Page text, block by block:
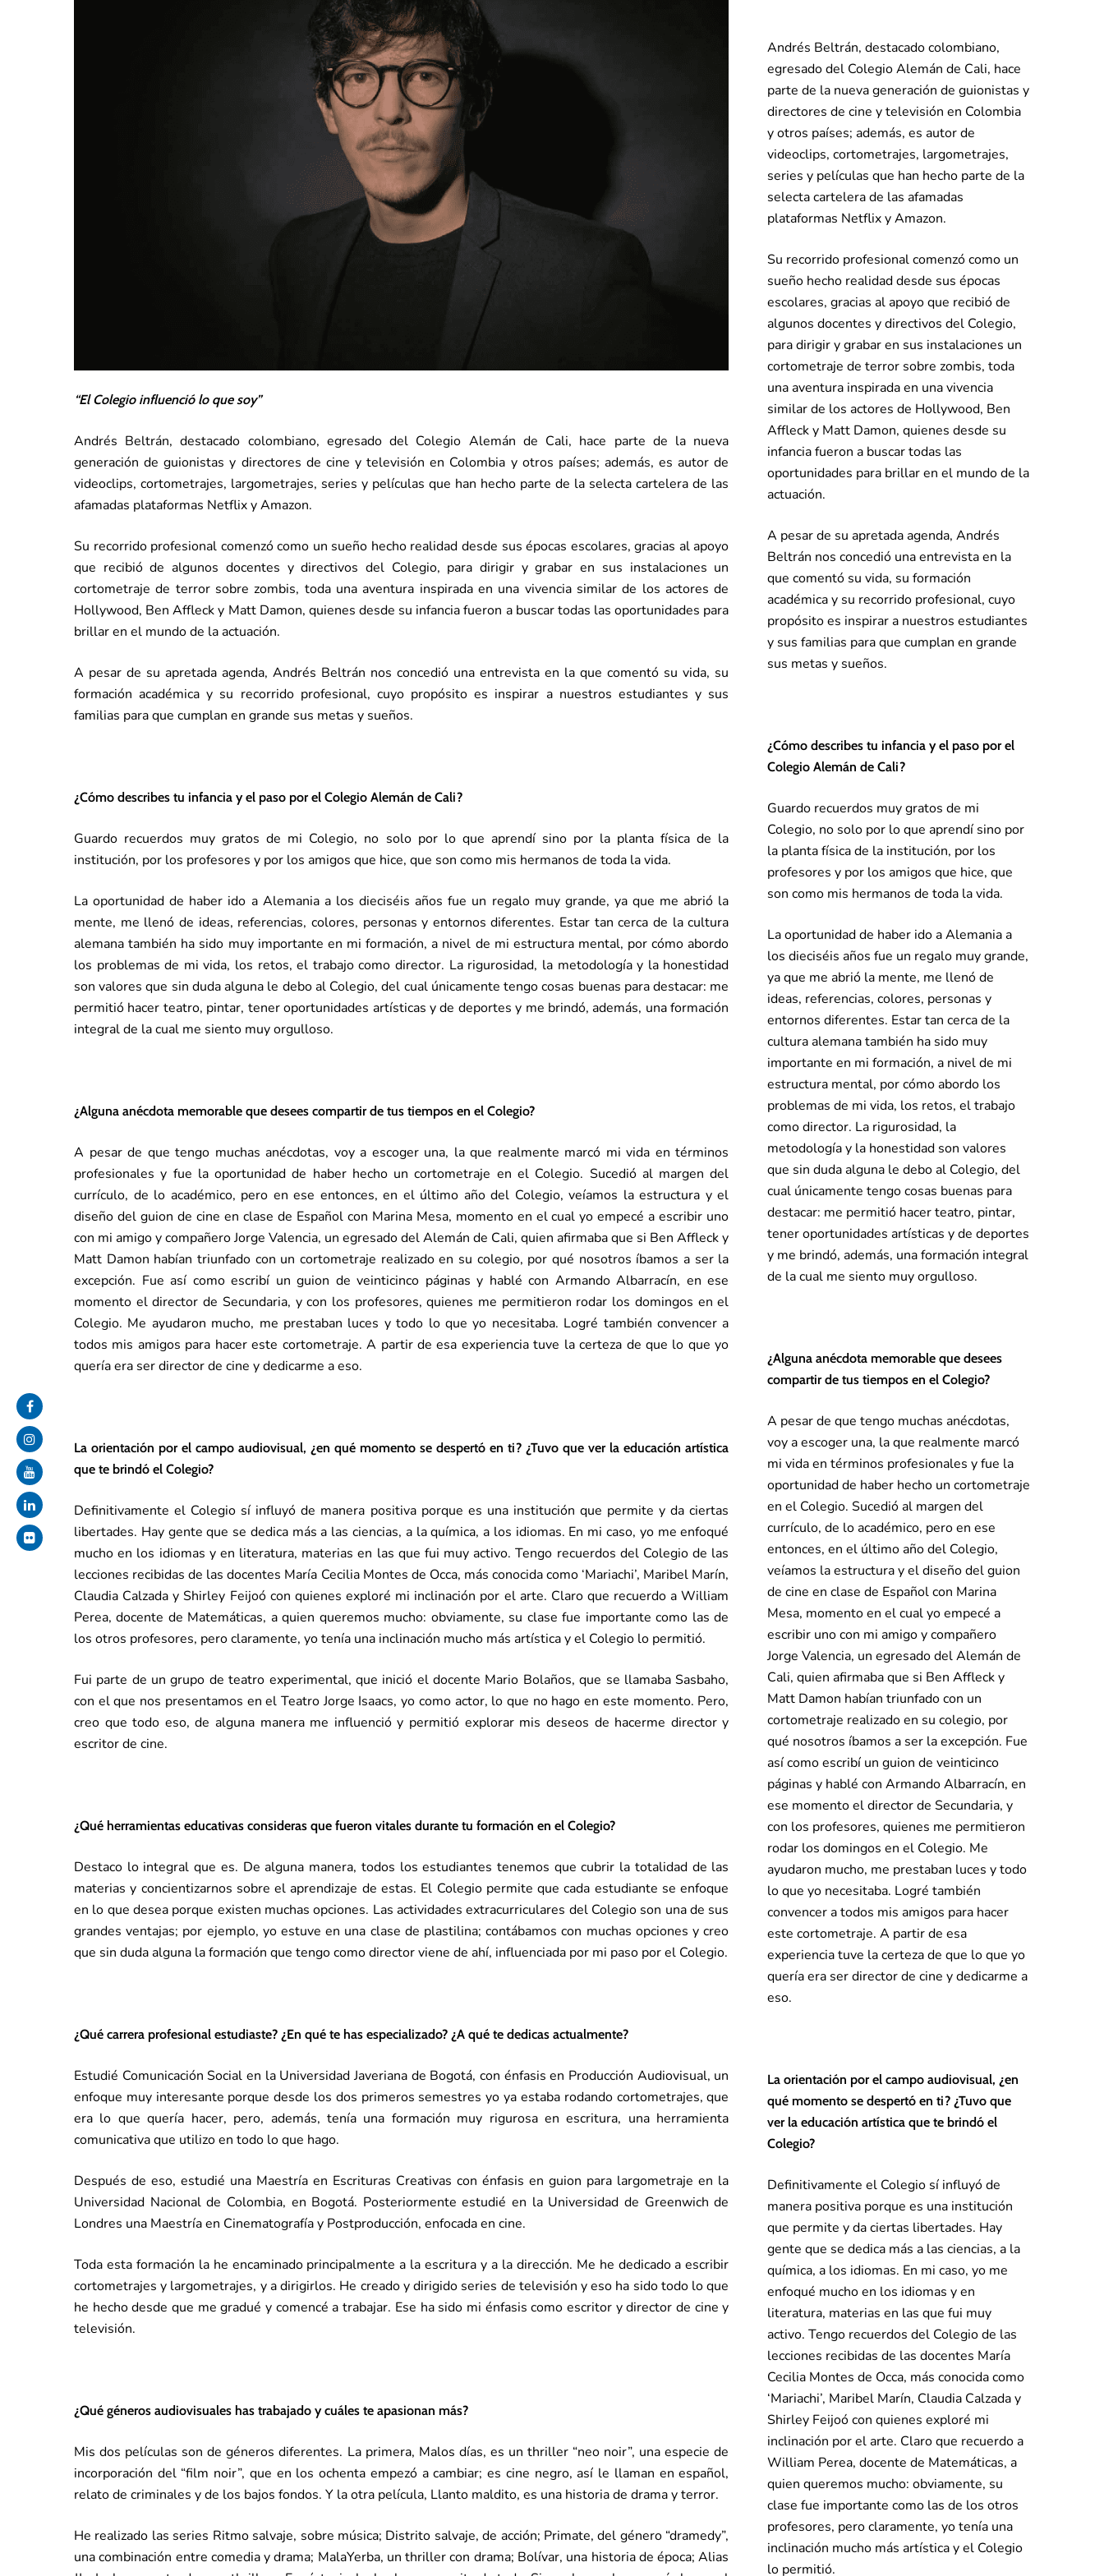
“El Colegio influenció lo que soy”
Andrés Beltrán, destacado colombiano, egresado del Colegio Alemán de Cali, hace parte de la nueva
generación de guionistas y directores de cine y televisión en Colombia y otros países; además, es autor de
videoclips, cortometrajes, largometrajes, series y películas que han hecho parte de la selecta cartelera de las
afamadas plataformas Netflix y Amazon.
Su recorrido profesional comenzó como un sueño hecho realidad desde sus épocas escolares, gracias al apoyo
que recibió de algunos docentes y directivos del Colegio, para dirigir y grabar en sus instalaciones un
cortometraje de terror sobre zombis, toda una aventura inspirada en una vivencia similar de los actores de
Hollywood, Ben Affleck y Matt Damon, quienes desde su infancia fueron a buscar todas las oportunidades para
brillar en el mundo de la actuación.
A pesar de su apretada agenda, Andrés Beltrán nos concedió una entrevista en la que comentó su vida, su
formación académica y su recorrido profesional, cuyo propósito es inspirar a nuestros estudiantes y sus
familias para que cumplan en grande sus metas y sueños.
¿Cómo describes tu infancia y el paso por el Colegio Alemán de Cali?
Guardo recuerdos muy gratos de mi Colegio, no solo por lo que aprendí sino por la planta física de la
institución, por los profesores y por los amigos que hice, que son como mis hermanos de toda la vida.
La oportunidad de haber ido a Alemania a los dieciséis años fue un regalo muy grande, ya que me abrió la
mente, me llenó de ideas, referencias, colores, personas y entornos diferentes. Estar tan cerca de la cultura
alemana también ha sido muy importante en mi formación, a nivel de mi estructura mental, por cómo abordo
los problemas de mi vida, los retos, el trabajo como director. La rigurosidad, la metodología y la honestidad
son valores que sin duda alguna le debo al Colegio, del cual únicamente tengo cosas buenas para destacar: me
permitió hacer teatro, pintar, tener oportunidades artísticas y de deportes y me brindó, además, una formación
integral de la cual me siento muy orgulloso.
¿Alguna anécdota memorable que desees compartir de tus tiempos en el Colegio?
A pesar de que tengo muchas anécdotas, voy a escoger una, la que realmente marcó mi vida en términos
profesionales y fue la oportunidad de haber hecho un cortometraje en el Colegio. Sucedió al margen del
currículo, de lo académico, pero en ese entonces, en el último año del Colegio, veíamos la estructura y el
diseño del guion de cine en clase de Español con Marina Mesa, momento en el cual yo empecé a escribir uno
con mi amigo y compañero Jorge Valencia, un egresado del Alemán de Cali, quien afirmaba que si Ben Affleck y
Matt Damon habían triunfado con un cortometraje realizado en su colegio, por qué nosotros íbamos a ser la
excepción. Fue así como escribí un guion de veinticinco páginas y hablé con Armando Albarracín, en ese
momento el director de Secundaria, y con los profesores, quienes me permitieron rodar los domingos en el
Colegio. Me ayudaron mucho, me prestaban luces y todo lo que yo necesitaba. Logré también convencer a
todos mis amigos para hacer este cortometraje. A partir de esa experiencia tuve la certeza de que lo que yo
quería era ser director de cine y dedicarme a eso.
La orientación por el campo audiovisual, ¿en qué momento se despertó en ti? ¿Tuvo que ver la educación artística
que te brindó el Colegio?
Definitivamente el Colegio sí influyó de manera positiva porque es una institución que permite y da ciertas
libertades. Hay gente que se dedica más a las ciencias, a la química, a los idiomas. En mi caso, yo me enfoqué
mucho en los idiomas y en literatura, materias en las que fui muy activo. Tengo recuerdos del Colegio de las
lecciones recibidas de las docentes María Cecilia Montes de Occa, más conocida como ‘Mariachi’, Maribel Marín,
Claudia Calzada y Shirley Feijoó con quienes exploré mi inclinación por el arte. Claro que recuerdo a William
Perea, docente de Matemáticas, a quien queremos mucho: obviamente, su clase fue importante como las de
los otros profesores, pero claramente, yo tenía una inclinación mucho más artística y el Colegio lo permitió.
Fui parte de un grupo de teatro experimental, que inició el docente Mario Bolaños, que se llamaba Sasbaho,
con el que nos presentamos en el Teatro Jorge Isaacs, yo como actor, lo que no hago en este momento. Pero,
creo que todo eso, de alguna manera me influenció y permitió explorar mis deseos de hacerme director y
escritor de cine.
¿Qué herramientas educativas consideras que fueron vitales durante tu formación en el Colegio?
Destaco lo integral que es. De alguna manera, todos los estudiantes tenemos que cubrir la totalidad de las
materias y concientizarnos sobre el aprendizaje de estas. El Colegio permite que cada estudiante se enfoque
en lo que desea porque existen muchas opciones. Las actividades extracurriculares del Colegio son una de sus
grandes ventajas; por ejemplo, yo estuve en una clase de plastilina; contábamos con muchas opciones y creo
que sin duda alguna la formación que tengo como director viene de ahí, influenciada por mi paso por el Colegio.
¿Qué carrera profesional estudiaste? ¿En qué te has especializado? ¿A qué te dedicas actualmente?
Estudié Comunicación Social en la Universidad Javeriana de Bogotá, con énfasis en Producción Audiovisual, un
enfoque muy interesante porque desde los dos primeros semestres yo ya estaba rodando cortometrajes, que
era lo que quería hacer, pero, además, tenía una formación muy rigurosa en escritura, una herramienta
comunicativa que utilizo en todo lo que hago.
Después de eso, estudié una Maestría en Escrituras Creativas con énfasis en guion para largometraje en la
Universidad Nacional de Colombia, en Bogotá. Posteriormente estudié en la Universidad de Greenwich de
Londres una Maestría en Cinematografía y Postproducción, enfocada en cine.
Toda esta formación la he encaminado principalmente a la escritura y a la dirección. Me he dedicado a escribir
cortometrajes y largometrajes, y a dirigirlos. He creado y dirigido series de televisión y eso ha sido todo lo que
he hecho desde que me gradué y comencé a trabajar. Ese ha sido mi énfasis como escritor y director de cine y
televisión.
¿Qué géneros audiovisuales has trabajado y cuáles te apasionan más?
Mis dos películas son de géneros diferentes. La primera, Malos días, es un thriller “neo noir”, una especie de
incorporación del “film noir”, que en los ochenta empezó a cambiar; es cine negro, así le llaman en español,
relato de criminales y de los bajos fondos. Y la otra película, Llanto maldito, es una historia de drama y terror.
He realizado las series Ritmo salvaje, sobre música; Distrito salvaje, de acción; Primate, del género “dramedy”,
una combinación entre comedia y drama; MalaYerba, un thriller con drama; Bolívar, una historia de época; Alias
Andrés Beltrán, destacado colombiano,
egresado del Colegio Alemán de Cali, hace
parte de la nueva generación de guionistas y
directores de cine y televisión en Colombia
y otros países; además, es autor de
videoclips, cortometrajes, largometrajes,
series y películas que han hecho parte de la
selecta cartelera de las afamadas
plataformas Netflix y Amazon.
Su recorrido profesional comenzó como un
sueño hecho realidad desde sus épocas
escolares, gracias al apoyo que recibió de
algunos docentes y directivos del Colegio,
para dirigir y grabar en sus instalaciones un
cortometraje de terror sobre zombis, toda
una aventura inspirada en una vivencia
similar de los actores de Hollywood, Ben
Affleck y Matt Damon, quienes desde su
infancia fueron a buscar todas las
oportunidades para brillar en el mundo de la
actuación.
A pesar de su apretada agenda, Andrés
Beltrán nos concedió una entrevista en la
que comentó su vida, su formación
académica y su recorrido profesional, cuyo
propósito es inspirar a nuestros estudiantes
y sus familias para que cumplan en grande
sus metas y sueños.
¿Cómo describes tu infancia y el paso por el
Colegio Alemán de Cali?
Guardo recuerdos muy gratos de mi
Colegio, no solo por lo que aprendí sino por
la planta física de la institución, por los
profesores y por los amigos que hice, que
son como mis hermanos de toda la vida.
La oportunidad de haber ido a Alemania a
los dieciséis años fue un regalo muy grande,
ya que me abrió la mente, me llenó de
ideas, referencias, colores, personas y
entornos diferentes. Estar tan cerca de la
cultura alemana también ha sido muy
importante en mi formación, a nivel de mi
estructura mental, por cómo abordo los
problemas de mi vida, los retos, el trabajo
como director. La rigurosidad, la
metodología y la honestidad son valores
que sin duda alguna le debo al Colegio, del
cual únicamente tengo cosas buenas para
destacar: me permitió hacer teatro, pintar,
tener oportunidades artísticas y de deportes
y me brindó, además, una formación integral
de la cual me siento muy orgulloso.
¿Alguna anécdota memorable que desees
compartir de tus tiempos en el Colegio?
A pesar de que tengo muchas anécdotas,
voy a escoger una, la que realmente marcó
mi vida en términos profesionales y fue la
oportunidad de haber hecho un cortometraje
en el Colegio. Sucedió al margen del
currículo, de lo académico, pero en ese
entonces, en el último año del Colegio,
veíamos la estructura y el diseño del guion
de cine en clase de Español con Marina
Mesa, momento en el cual yo empecé a
escribir uno con mi amigo y compañero
Jorge Valencia, un egresado del Alemán de
Cali, quien afirmaba que si Ben Affleck y
Matt Damon habían triunfado con un
cortometraje realizado en su colegio, por
qué nosotros íbamos a ser la excepción. Fue
así como escribí un guion de veinticinco
páginas y hablé con Armando Albarracín, en
ese momento el director de Secundaria, y
con los profesores, quienes me permitieron
rodar los domingos en el Colegio. Me
ayudaron mucho, me prestaban luces y todo
lo que yo necesitaba. Logré también
convencer a todos mis amigos para hacer
este cortometraje. A partir de esa
experiencia tuve la certeza de que lo que yo
quería era ser director de cine y dedicarme a
eso.
La orientación por el campo audiovisual, ¿en
qué momento se despertó en ti? ¿Tuvo que
ver la educación artística que te brindó el
Colegio?
Definitivamente el Colegio sí influyó de
manera positiva porque es una institución
que permite y da ciertas libertades. Hay
gente que se dedica más a las ciencias, a la
química, a los idiomas. En mi caso, yo me
enfoqué mucho en los idiomas y en
literatura, materias en las que fui muy
activo. Tengo recuerdos del Colegio de las
lecciones recibidas de las docentes María
Cecilia Montes de Occa, más conocida como
‘Mariachi’, Maribel Marín, Claudia Calzada y
Shirley Feijoó con quienes exploré mi
inclinación por el arte. Claro que recuerdo a
William Perea, docente de Matemáticas, a
quien queremos mucho: obviamente, su
clase fue importante como las de los otros
profesores, pero claramente, yo tenía una
inclinación mucho más artística y el Colegio
lo permitió.